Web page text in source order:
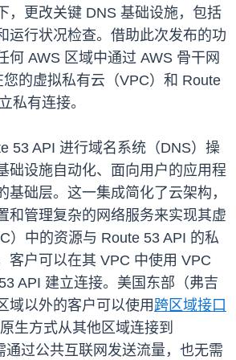
，更改关键 DNS 基础设施，包括
运行状况检查。借助此次发布的功
何 AWS 区域中通过 AWS 骨干网
的虚拟私有云（VPC）和 Route
私有连接。
53 API 进行域名系统（DNS）操
础设施自动化、面向用户的应用程
基础层。这一集成简化了云架构，
和管理复杂的网络服务来实现其虚
）中的资源与 Route 53 API 的私
客户可以在其 VPC 中使用 VPC
API 建立连接。美国东部（弗吉
域以外的客户可以使用跨区域接口
生方式从其他区域连接到
通过公共互联网发送流量，也无需